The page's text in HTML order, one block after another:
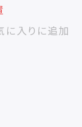
に入りに追加